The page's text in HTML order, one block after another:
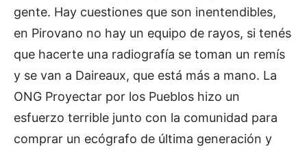
gente. Hay cuestiones que son inentendibles,
en Pirovano no hay un equipo de rayos, si tenés
que hacerte una radiografía se toman un remís
y se van a Daireaux, que está más a mano. La
ONG Proyectar por los Pueblos hizo un
esfuerzo terrible junto con la comunidad para
comprar un ecógrafo de última generación y